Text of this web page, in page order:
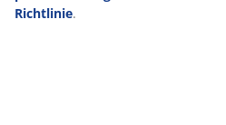
Über die Marke